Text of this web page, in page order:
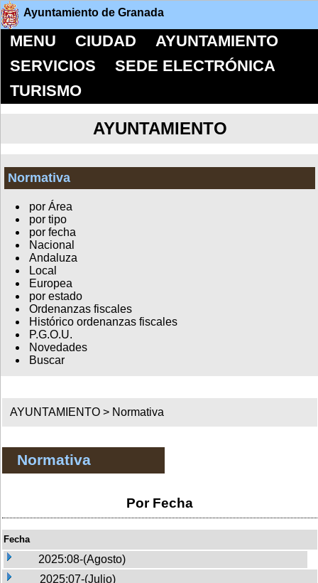
Ayuntamiento de Granada
MENU CIUDAD
AYUNTAMIENTO
SERVICIOS
SEDE ELECTRÓNICA
TURISMO
AYUNTAMIENTO
Normativa
por Área
por tipo
por fecha
Nacional
Andaluza
Local
Europea
por estado
Ordenanzas fiscales
Histórico ordenanzas fiscales
P.G.O.U.
Novedades
Buscar
AYUNTAMIENTO > Normativa
Normativa
Por Fecha
Fecha
2025:08-(Agosto)
2025:07-(Julio)